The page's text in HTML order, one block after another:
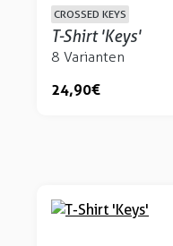
CROSSED KEYS
T-Shirt 'Keys'
8 Varianten
24,90 €